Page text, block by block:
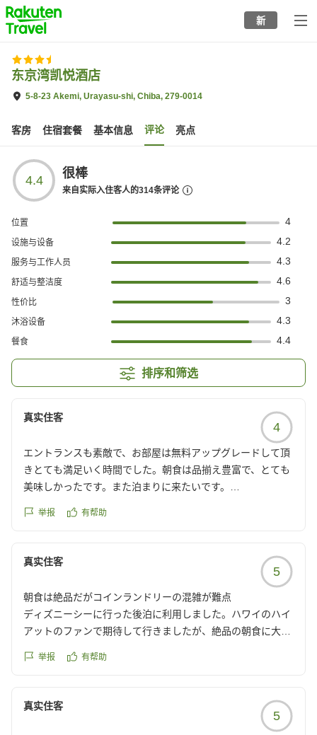
to
top
page
新
东京湾凯悦酒店
5-8-23 Akemi, Urayasu-shi, Chiba, 279-0014
客房 住宿套餐 基本信息 评论 亮点
4.4 很棒
来自实际入住客人的314条评论
位置 4
设施与设备 4.2
服务与工作人员 4.3
舒适与整洁度 4.6
性价比 3
沐浴设备 4.3
餐食 4.4
排序和筛选
真实住客
4
エントランスも素敵で、お部屋は無料アップグレードして頂
きとても満足いく時間でした。朝食は品揃え豊富で、とても
美味しかったです。また泊まりに来たいです。
https://review.travel.rakuten.co.jp/hotel/voice/172919?
举报 有帮助
真实住客
5
朝食は絶品だがコインランドリーの混雑が難点
ディズニーシーに行った後泊に利用しました。ハワイのハイ
アットのファンで期待して行きましたが、絶品の朝食に大満
ます。コインランドリーが各階に1つしかなく、順番待ちで
の無料送迎もあり、後泊でゆっくりしたい方にはおすすめで
举报 有帮助
真实住客
5